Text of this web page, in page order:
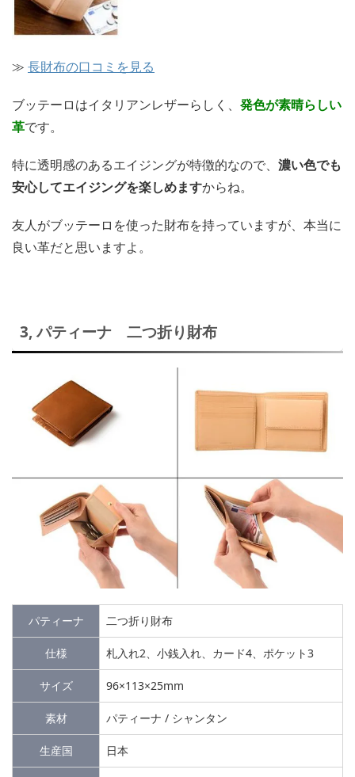
≫ 長財布の口コミを見る
ブッテーロはイタリアンレザーらしく、 発色が素晴らしい
革です。
特に透明感のあるエイジングが特徴的なので、 濃い色でも
安心してエイジングを楽しめますからね。
友人がブッテーロを使った財布を持っていますが、本当に
良い革だと思いますよ。
3, パティーナ 二つ折り財布
パティーナ 二つ折り財布
仕様 札入れ2、小銭入れ、カード4、ポケット3
サイズ 96×113×25mm
素材 パティーナ / シャンタン
生産国 日本